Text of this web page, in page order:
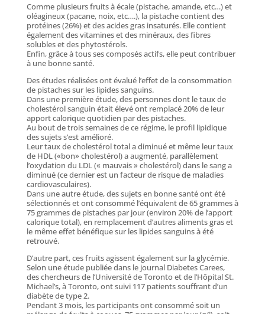
Comme plusieurs fruits à écale (pistache, amande, etc…) et
oléagineux (pacane, noix, etc….), la pistache contient des
protéines (26%) et des acides gras insaturés. Elle contient
également des vitamines et des minéraux, des fibres
solubles et des phytostérols.
Enfin, grâce à tous ses composés actifs, elle peut contribuer
à une bonne santé.
Des études réalisées ont évalué l’effet de la consommation
de pistaches sur les lipides sanguins.
Dans une première étude, des personnes dont le taux de
cholestérol sanguin était élevé ont remplacé 20% de leur
apport calorique quotidien par des pistaches.
Au bout de trois semaines de ce régime, le profil lipidique
des sujets s’est amélioré.
Leur taux de cholestérol total a diminué et même leur taux
de HDL («bon» cholestérol) a augmenté, parallèlement
l’oxydation du LDL (« mauvais » cholestérol) dans le sang a
diminué (ce dernier est un facteur de risque de maladies
cardiovasculaires).
Dans une autre étude, des sujets en bonne santé ont été
sélectionnés et ont consommé l’équivalent de 65 grammes à
75 grammes de pistaches par jour (environ 20% de l’apport
calorique total), en remplacement d’autres aliments gras et
le même effet bénéfique sur les lipides sanguins à été
retrouvé.
D’autre part, ces fruits agissent également sur la glycémie.
Selon une étude publiée dans le journal Diabetes Carees,
des chercheurs de l’Université de Toronto et de l’Hôpital St.
Michael’s, à Toronto, ont suivi 117 patients souffrant d’un
diabète de type 2.
Pendant 3 mois, les participants ont consommé soit un